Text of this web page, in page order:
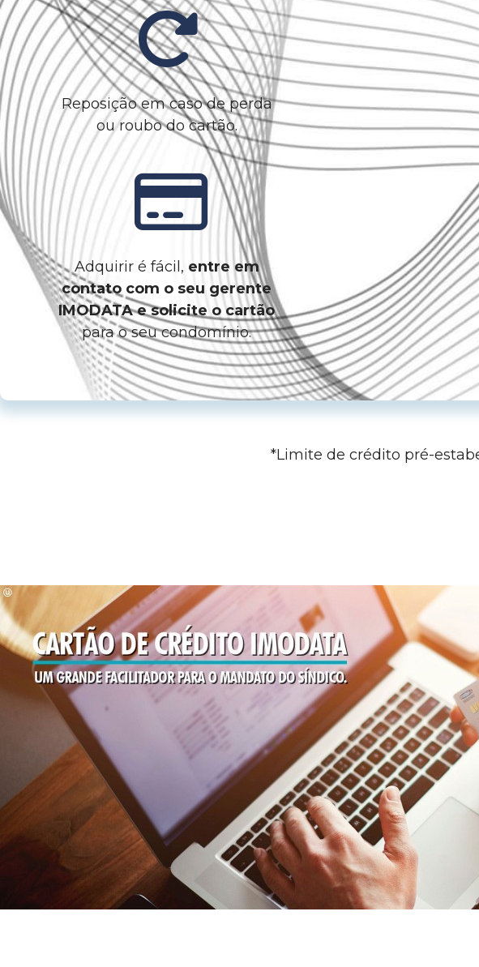
Reposição em caso de perda
ou roubo do cartão.
Adquirir é fácil, entre em
contato com o seu gerente
IMODATA e solicite o cartão
para o seu condomínio.
*Limite de crédito pré-